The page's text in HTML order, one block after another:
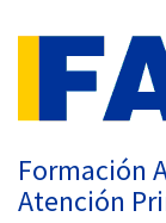
Formación
Atención